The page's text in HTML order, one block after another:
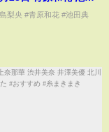
梨央 #青原和花 #池田典